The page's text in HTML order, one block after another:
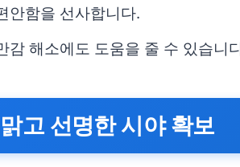
안함을 선사합니다.
감 해소에도 도움을 줄 수 있습니
고 선명한 시야 확보